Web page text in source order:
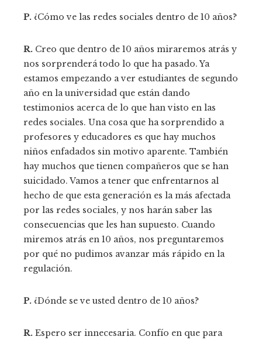
P. ¿Cómo ve las redes sociales dentro de 10 años?
R. Creo que dentro de 10 años miraremos atrás y
nos sorprenderá todo lo que ha pasado. Ya
estamos empezando a ver estudiantes de segundo
año en la universidad que están dando
testimonios acerca de lo que han visto en las
redes sociales. Una cosa que ha sorprendido a
profesores y educadores es que hay muchos
niños enfadados sin motivo aparente. También
hay muchos que tienen compañeros que se han
suicidado. Vamos a tener que enfrentarnos al
hecho de que esta generación es la más afectada
por las redes sociales, y nos harán saber las
consecuencias que les han supuesto. Cuando
miremos atrás en 10 años, nos preguntaremos
por qué no pudimos avanzar más rápido en la
regulación.
P. ¿Dónde se ve usted dentro de 10 años?
R. Espero ser innecesaria. Confío en que para